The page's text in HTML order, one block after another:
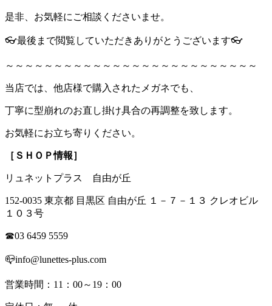
是非、お気軽にご相談くださいませ。
👓最後まで閲覧していただきありがとうございます👓
～～～～～～～～～～～～～～～～～～～～～～～～～～
当店では、他店様で購入されたメガネでも、
丁寧に型崩れのお直し掛け具合の再調整を致します。
お気軽にお立ち寄りください。
［ＳＨＯＰ情報］
リュネットプラス 自由が丘
152-0035 東京都 目黒区 自由が丘 １－７－１３ クレオビル
１０３号
☎03 6459 5559
📪info@lunettes-plus.com
営業時間：11：00～19：00